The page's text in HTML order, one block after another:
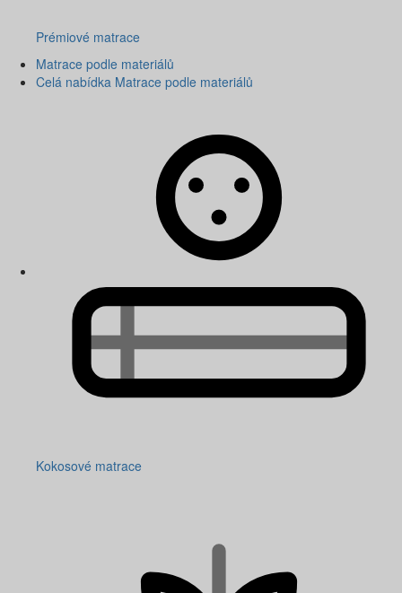
Prémiové matrace
Matrace podle materiálů
Celá nabídka Matrace podle materiálů
Kokosové matrace